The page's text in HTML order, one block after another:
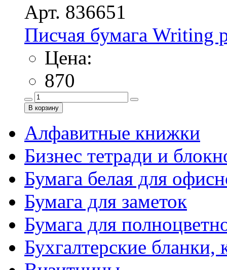
Арт. 836651
Писчая бумага Writing
Цена:
870
Алфавитные книжки
Бизнес тетради и
Бумага белая для
Бумага для заметок
Бумага для
Бухгалтерские бланки,